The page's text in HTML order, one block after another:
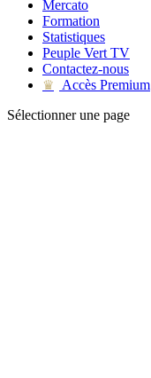
Mercato
Formation
Statistiques
Peuple Vert TV
Contactez-nous
♛
Accès Premium
Sélectionner une page